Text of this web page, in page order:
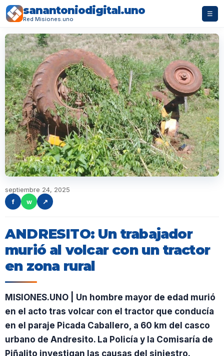
sanantoniodigital.uno
Red Misiones.uno
☰
septiembre 24, 2025
f
w ↗
ANDRESITO: Un trabajador
murió al volcar con un tractor
en zona rural
MISIONES.UNO | Un hombre mayor de edad murió
en el acto tras volcar con el tractor que conducía
en el paraje Picada Caballero, a 60 km del casco
urbano de Andresito. La Policía y la Comisaría de
Piñalito investigan las causas del siniestro.